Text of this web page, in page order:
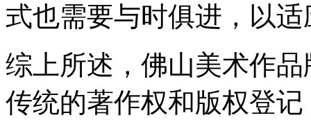
式也需要与时俱进，以
综上所述，佛山美术作
传统的著作权和版权登